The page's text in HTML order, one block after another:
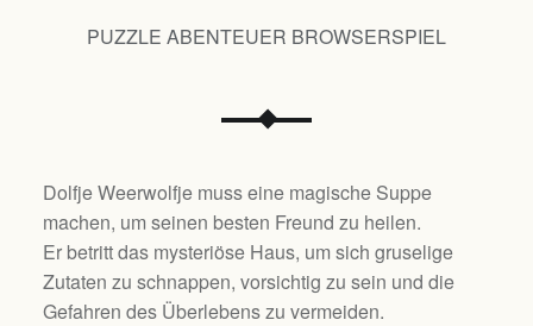
PUZZLE ABENTEUER BROWSERSPIEL
Dolfje Weerwolfje muss eine magische Suppe
machen, um seinen besten Freund zu heilen.
Er betritt das mysteriöse Haus, um sich gruselige
Zutaten zu schnappen, vorsichtig zu sein und die
Gefahren des Überlebens zu vermeiden.